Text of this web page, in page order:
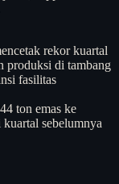
rekor kuartal
produksi di tambang
fasilitas
ton emas ke
sebelumnya